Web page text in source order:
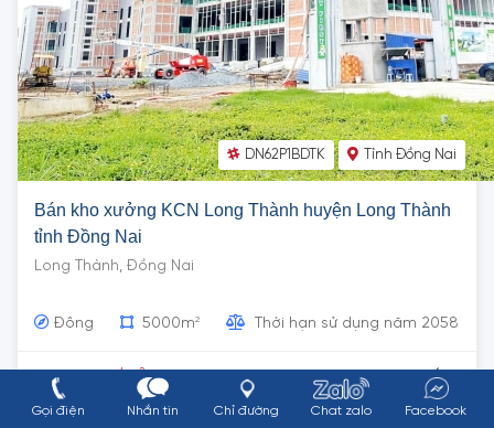
DN62P1BDTK Tỉnh Đồng Nai
Bán kho xưởng KCN Long Thành huyện Long Thành
tỉnh Đồng Nai
Long Thành, Đồng Nai
Đông 5000m2 Thời hạn sử dụng năm 2058
4.5 Triệu/m 2 Xem chi tiết
Gọi điện Nhắn tin Chỉ đường Chat zalo Facebook